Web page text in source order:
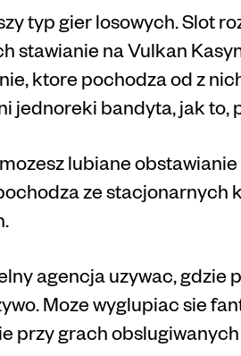
typ gier losowych. Slot
stawianie na Vulkan
ktore pochodza od z
jednoreki bandyta, jak to,
lubiane
ze stacjonarnych
agencja uzywac, gdzie
Moze wyglupiac sie
przy grach